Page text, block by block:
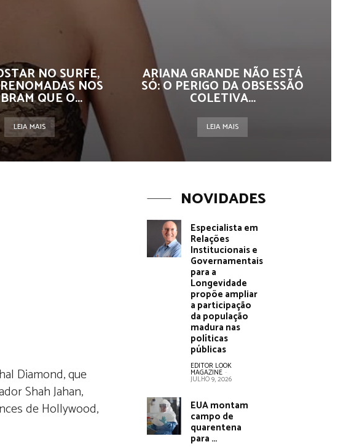
NO SURFE,
NOS
QUE O...
LEIA MAIS
ARIANA GRANDE NÃO ESTÁ
SÓ: O PERIGO DA OBSESSÃO
COLETIVA...
LEIA MAIS
Diamond, que
Shah Jahan,
de Hollywood,
NOVIDADES
Especialista em
Relações
Institucionais e
Governamentais
para a
Longevidade
propõe ampliar
a participação
da população
madura nas
políticas
públicas
EDITOR LOOK
MAGAZINE -
JULHO 9, 2026
EUA montam
campo de
quarentena
para …